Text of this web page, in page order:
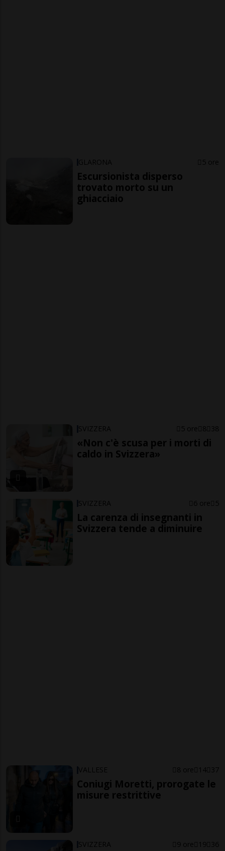
GLARONA 5 ore
Escursionista disperso
trovato morto su un
ghiacciaio
SVIZZERA 5 ore 8 38
«Non c'è scusa per i morti di
caldo in Svizzera»
SVIZZERA 6 ore 5
La carenza di insegnanti in
Svizzera tende a diminuire
VALLESE 8 ore 14 37
Coniugi Moretti, prorogate le
misure restrittive
SVIZZERA 9 ore 19 36